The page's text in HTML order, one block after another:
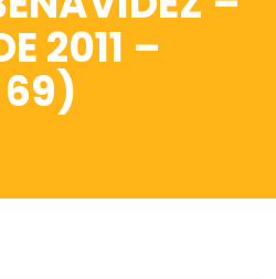
2011 –
69)